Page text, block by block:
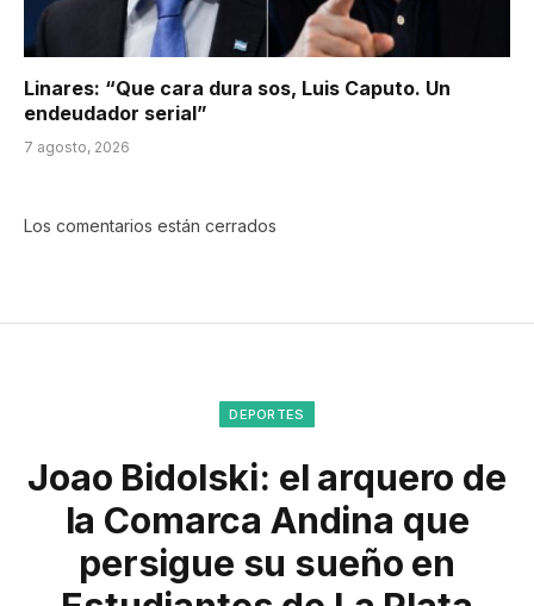
Linares: “Que cara dura sos, Luis Caputo. Un
endeudador serial”
7 agosto, 2026
Los comentarios están cerrados
DEPORTES
Joao Bidolski: el arquero de
la Comarca Andina que
persigue su sueño en